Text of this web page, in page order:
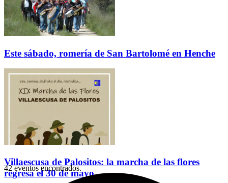
Este sábado, romería de San Bartolomé en Henche
Villaescusa de Palositos: la marcha de las flores
regresa el 30 de mayo
42 eventos encontrados.